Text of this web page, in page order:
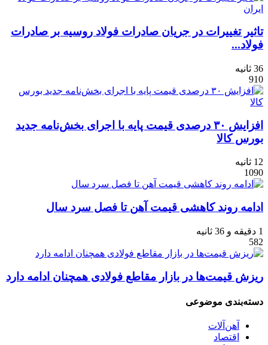
تاثیر تغییرات در جریان صادرات فولاد روسیه بر صادرات
فولاد...
36 ثانیه
910
افزایش ۳۰ درصدی قیمت پایه با اجرای بخش‌نامه جدید
بورس کالا
12 ثانیه
1090
ادامه روند کاهشی قیمت آهن تا فصل سرد سال
1 دقیقه و 36 ثانیه
582
ریزش قیمت‌ها در بازار مقاطع فولادی همچنان ادامه دارد
دسته‌بندی موضوعی
آهن‌آلات
اقتصاد